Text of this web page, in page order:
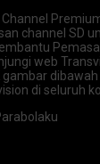
channel SD
web
gambar
di seluruh